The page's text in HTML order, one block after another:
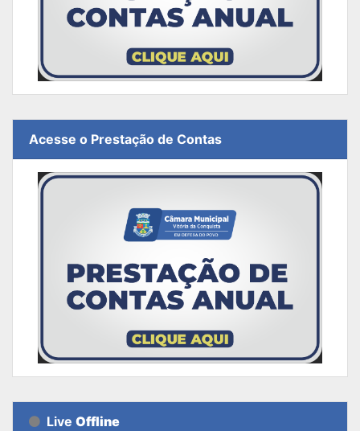
Acesse o Prestação de Contas
Live Offline